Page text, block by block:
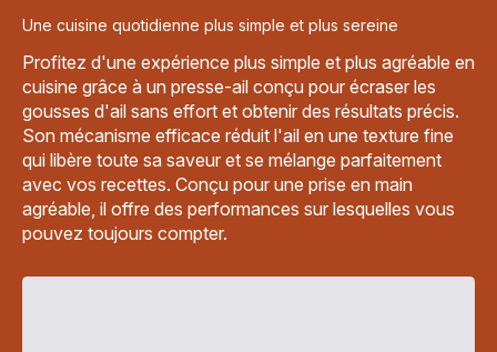
Une cuisine quotidienne plus simple et plus sereine
Profitez d'une expérience plus simple et plus agréable en
cuisine grâce à un presse-ail conçu pour écraser les
gousses d'ail sans effort et obtenir des résultats précis.
Son mécanisme efficace réduit l'ail en une texture fine
qui libère toute sa saveur et se mélange parfaitement
avec vos recettes. Conçu pour une prise en main
agréable, il offre des performances sur lesquelles vous
pouvez toujours compter.